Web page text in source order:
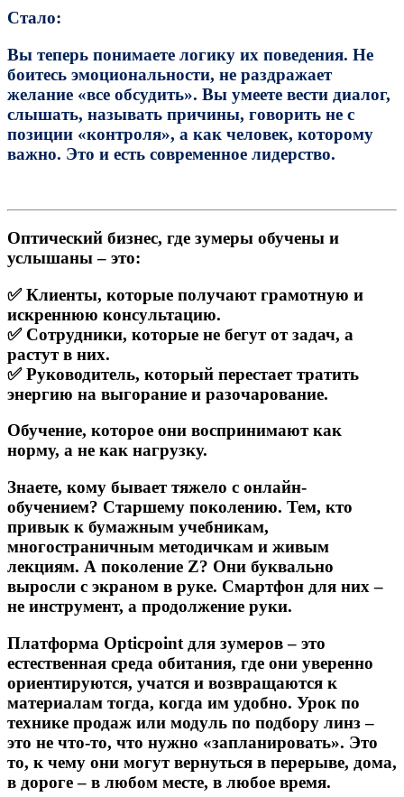
Стало:
Вы теперь понимаете логику их поведения. Не
боитесь эмоциональности, не раздражает
желание «все обсудить». Вы умеете вести диалог,
слышать, называть причины, говорить не с
позиции «контроля», а как человек, которому
важно. Это и есть современное лидерство.
Оптический бизнес, где зумеры обучены и
услышаны – это:
✅ Клиенты, которые получают грамотную и
искреннюю консультацию.
✅ Сотрудники, которые не бегут от задач, а
растут в них.
✅ Руководитель, который перестает тратить
энергию на выгорание и разочарование.
Обучение, которое они воспринимают как
норму, а не как нагрузку.
Знаете, кому бывает тяжело с онлайн-
обучением? Старшему поколению. Тем, кто
привык к бумажным учебникам,
многостраничным методичкам и живым
лекциям. А поколение Z? Они буквально
выросли с экраном в руке. Смартфон для них –
не инструмент, а продолжение руки.
Платформа Opticpoint для зумеров – это
естественная среда обитания, где они уверенно
ориентируются, учатся и возвращаются к
материалам тогда, когда им удобно. Урок по
технике продаж или модуль по подбору линз –
это не что-то, что нужно «запланировать». Это
то, к чему они могут вернуться в перерыве, дома,
в дороге – в любом месте, в любое время.